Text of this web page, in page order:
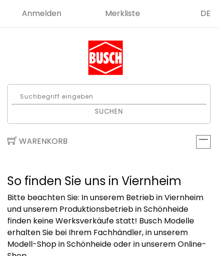
Anmelden Merkliste DE
SUCHEN
WARENKORB
So finden Sie uns in Viernheim
Bitte beachten Sie: In unserem Betrieb in Viernheim
und unserem Produktionsbetrieb in Schönheide
finden keine Werksverkäufe statt! Busch Modelle
erhalten Sie bei Ihrem Fachhändler, in unserem
Modell-Shop in Schönheide oder in unserem Online-